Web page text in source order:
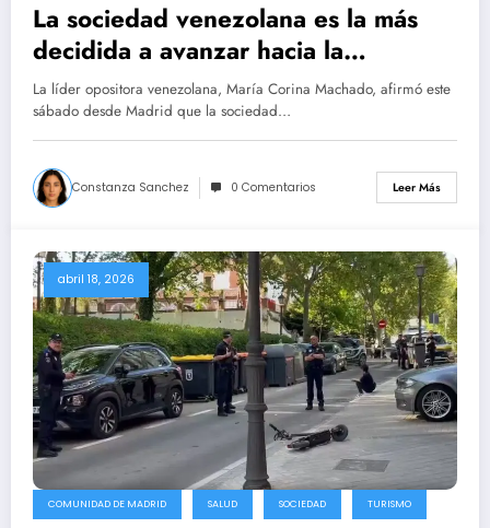
La sociedad venezolana es la más
decidida a avanzar hacia la
democracia.
La líder opositora venezolana, María Corina Machado, afirmó este
sábado desde Madrid que la sociedad…
Constanza Sanchez 0 Comentarios Leer Más
abril 18, 2026
COMUNIDAD DE MADRID SALUD SOCIEDAD TURISMO